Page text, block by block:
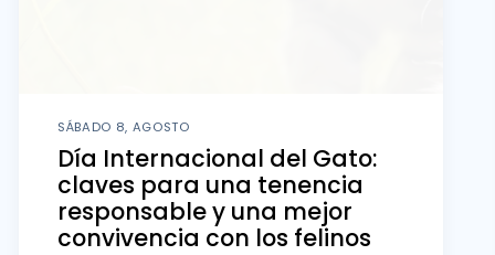
SÁBADO 8, AGOSTO
Día Internacional del Gato:
claves para una tenencia
responsable y una mejor
convivencia con los felinos